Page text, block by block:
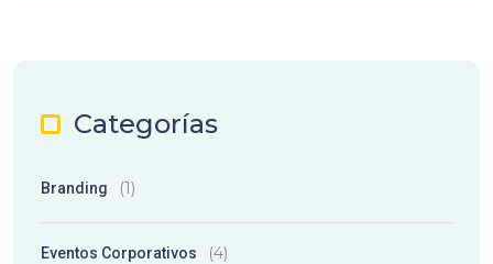
Categorías
Branding (1)
Eventos Corporativos (4)